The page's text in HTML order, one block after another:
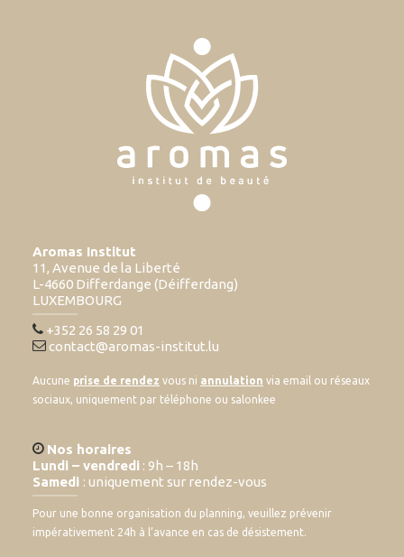
Aromas Institut
11, Avenue de la Liberté
L-4660 Differdange (Déifferdang)
LUXEMBOURG
+352 26 58 29 01
contact@aromas-institut.lu
Aucune prise de rendez vous ni annulation via email ou réseaux
sociaux, uniquement par téléphone ou salonkee
Nos horaires
Lundi – vendredi : 9h – 18h
Samedi : uniquement sur rendez-vous
Pour une bonne organisation du planning, veuillez prévenir
impérativement 24h à l’avance en cas de désistement.